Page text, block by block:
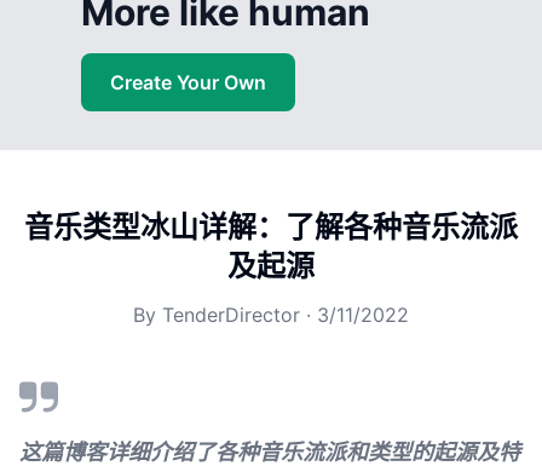
More like human
Create Your Own
音乐类型冰山详解：了解各种音乐流派
及起源
By TenderDirector · 3/11/2022
这篇博客详细介绍了各种音乐流派和类型的起源及特